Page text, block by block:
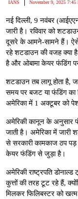
IANS November 9, 2025 7:45
नई दिल्ली, 9 नवंबर
जारी है। रविवार को
दूसरे के आमने-सामने हैं। ऐसे
रहे शटडाउन की वजह क्या
है और ओबामा केयर फंडिंग
शटडाउन तब लागू होता है,
समय पर बजट या फंडिंग का
अमेरिका में 1 अक्टूबर को पेश
अमेरिकी कानून के अनुसार
जाती है। अमेरिका में जारी
से सरकारी कामकाज ठप पड़
केयर फंडिंग से जुड़ा है।
अमेरिकी राष्ट्रपति
कुत्तों की तरह टूट रहे हैं,
मिलकर फिलिबस्टर को